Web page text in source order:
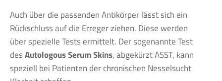
Auch über die passenden Antikörper lässt sich ein
Rückschluss auf die Erreger ziehen. Diese werden
über spezielle Tests ermittelt. Der sogenannte Test
desAutologous Serum Skins, abgekürzt ASST, kann
speziell bei Patienten der chronischen Nesselsucht